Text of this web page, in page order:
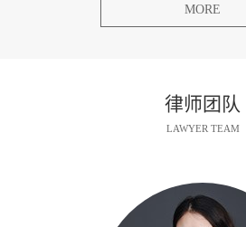
MORE
律师团队
LAWYER TEAM